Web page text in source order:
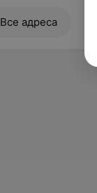
Все адреса